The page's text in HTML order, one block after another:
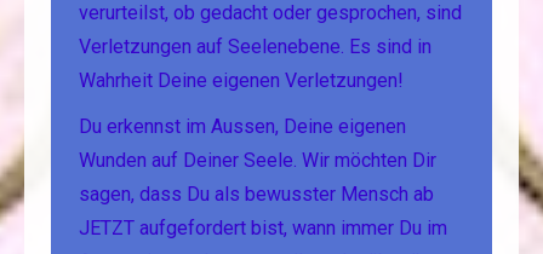
verurteilst, ob gedacht oder gesprochen, sind
Verletzungen auf Seelenebene. Es sind in
Wahrheit Deine eigenen Verletzungen!
Du erkennst im Aussen, Deine eigenen
Wunden auf Deiner Seele. Wir möchten Dir
sagen, dass Du als bewusster Mensch ab
JETZT aufgefordert bist, wann immer Du im